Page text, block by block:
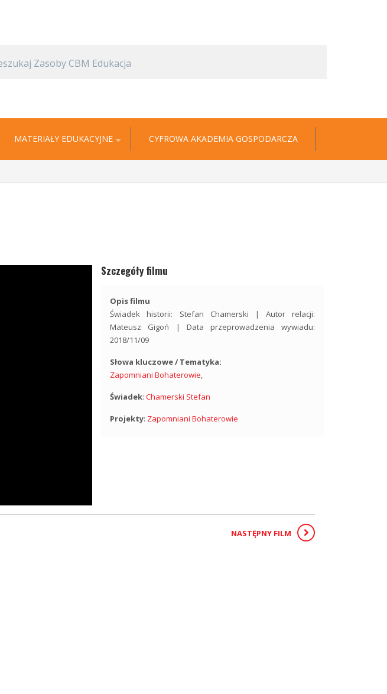
MATERIAŁY EDUKACYJNE CYFROWA AKADEMIA GOSPODARCZA
Szczegóły filmu
Opis filmu
Świadek historii: Stefan Chamerski | Autor relacji:
Mateusz Gigoń | Data przeprowadzenia wywiadu:
2018/11/09
Słowa kluczowe / Tematyka:
Zapomniani Bohaterowie,
Świadek:Chamerski Stefan
Projekty: Zapomniani Bohaterowie
NASTĘPNY FILM